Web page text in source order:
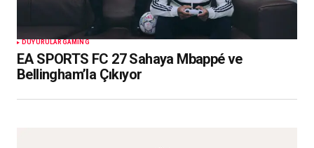
DUYURULAR GAMING
EA SPORTS FC 27 Sahaya Mbappé ve
Bellingham’la Çıkıyor